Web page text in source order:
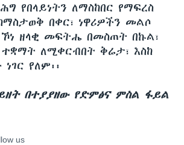
የበላይነትን ለማስከበር የማፍረስ
በቀር፣ ነዋሪዎችን መልሶ
ዘላቂ መፍትሔ በመስጠት በኩል፣
ለሚቀርብበት ቅሬታ፣ እስከ
የለም፡፡
በተያያዘው የድምፅና ምስል ፋይል
us